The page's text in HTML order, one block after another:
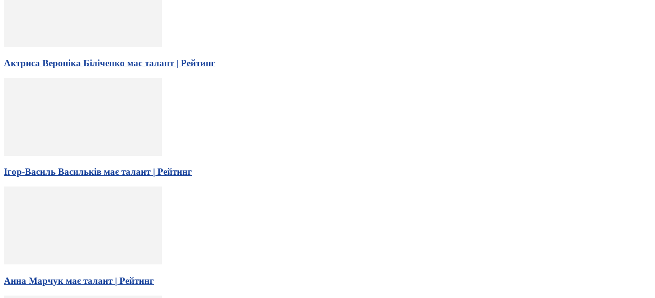
Актриса Вероніка Біліченко має талант | Рейтинг
Ігор-Василь Васильків має талант | Рейтинг
Анна Марчук має талант | Рейтинг